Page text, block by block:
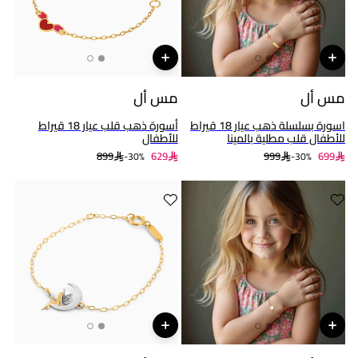
مس أل
اسورة بسلسلة ذهب عيار 18 قيراط
للأطفال قلب مطلية بالمينا
999 30%- 699
مس أل
أسورة ذهب قلب عيار 18 قيراط
للأطفال
899 30%- 629